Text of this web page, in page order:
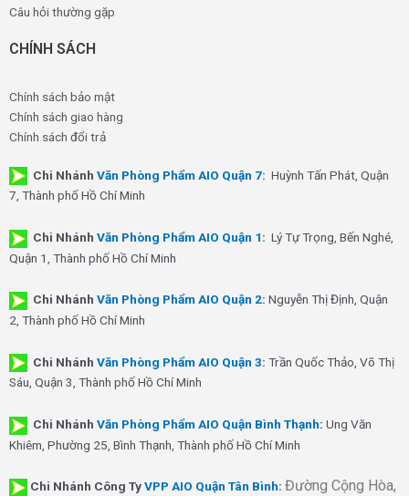
Câu hỏi thường gặp
CHÍNH SÁCH
Chính sách bảo mật
Chính sách giao hàng
Chính sách đổi trả
Chi Nhánh Văn Phòng Phẩm AIO Quận 7: Huỳnh Tấn Phát, Quận
7, Thành phố Hồ Chí Minh
Chi Nhánh Văn Phòng Phẩm AIO Quận 1: Lý Tự Trọng, Bến Nghé,
Quận 1, Thành phố Hồ Chí Minh
Chi Nhánh Văn Phòng Phẩm AIO Quận 2: Nguyễn Thị Định, Quận
2, Thành phố Hồ Chí Minh
Chi Nhánh Văn Phòng Phẩm AIO Quận 3: Trần Quốc Thảo, Võ Thị
Sáu, Quận 3, Thành phố Hồ Chí Minh
Chi Nhánh Văn Phòng Phẩm AIO Quận Bình Thạnh: Ung Văn
Khiêm, Phường 25, Bình Thạnh, Thành phố Hồ Chí Minh
Chi Nhánh Công TyVPP AIO Quận Tân Bình: Đường Cộng Hòa,